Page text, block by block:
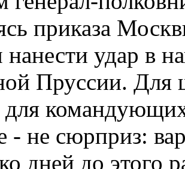
приказа
нанести удар в
Пруссии. Для
для
- не сюрприз:
дней до этого